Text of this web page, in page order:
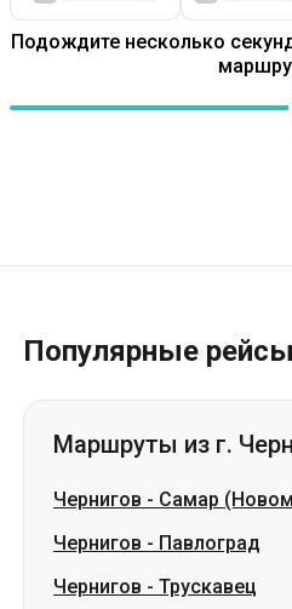
Подождите несколько
Популярные рейсы
Маршруты из г.
Чернигов - Самар
Чернигов - Павлоград
Чернигов - Трускавец